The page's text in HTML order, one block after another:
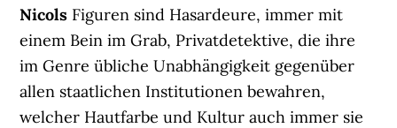
Nicols Figuren sind Hasardeure, immer mit
einem Bein im Grab, Privatdetektive, die ihre
im Genre übliche Unabhängigkeit gegenüber
allen staatlichen Institutionen bewahren,
welcher Hautfarbe und Kultur auch immer sie